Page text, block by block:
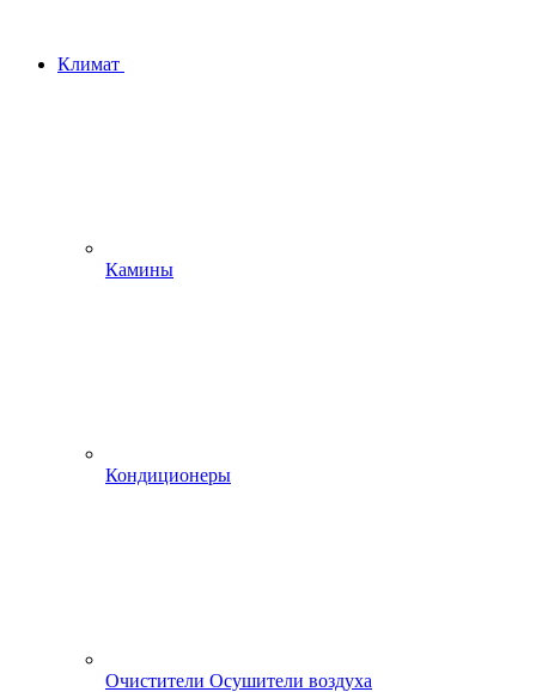
Климат
Камины
Кондиционеры
Очистители Осушители воздуха